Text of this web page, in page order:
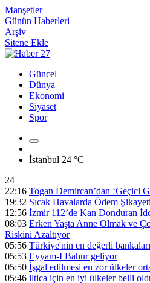
Manşetler
Günün Haberleri
Arşiv
Sitene Ekle
Güncel
Dünya
Ekonomi
Siyaset
Spor
İstanbul 24 °C
24
22:16 Togan Demircan’dan ‘Geçici
19:32 Sıcak Havalarda Ödem
12:56 İzmir 112’de Kan Donduran
08:03 Erken Yaşta Anne Olmak ve
Riskini Azaltıyor
05:56 Türkiye'nin en değerli
05:53 Eyyam-I Bahur geliyor
05:50 İşgal edilmesi en zor ülkeler
05:46 iltica için en iyi ülkeler belli